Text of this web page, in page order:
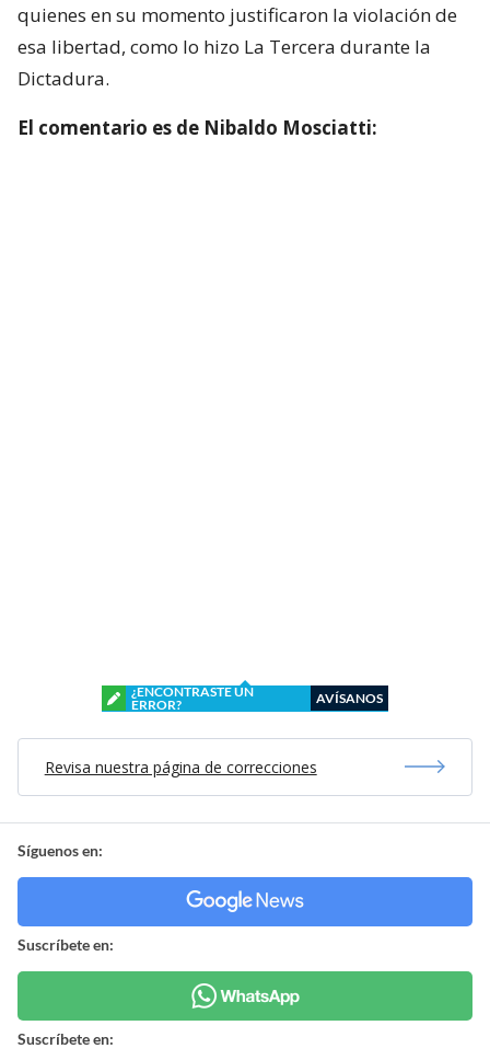
quienes en su momento justificaron la violación de
esa libertad, como lo hizo La Tercera durante la
Dictadura.
El comentario es de Nibaldo Mosciatti:
¿ENCONTRASTE UN
ERROR?
AVÍSANOS
Revisa nuestra página de correcciones
Síguenos en:
Suscríbete en:
Suscríbete en: